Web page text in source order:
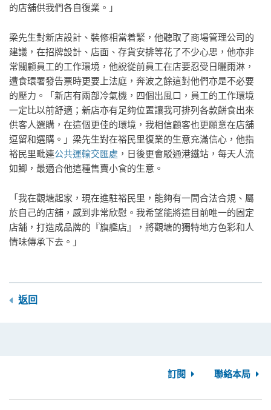
的店舖供我們各自復業。」
梁先生對新店設計、裝修相當着緊，他聽取了商場管理公司的
建議，在招牌設計、店面、存貨安排等花了不少心思，他亦非
常關顧員工的工作環境，他說從前員工在店要忍受日曬雨淋，
遭食環署發告票時更要上法庭，奔波之餘這對他們亦是不必要
的壓力。「新店有兩部冷氣機，四個出風口，員工的工作環境
一定比以前舒適；新店亦有足夠位置讓我可排列各款餅食出來
供客人選購，在這個更佳的環境，我相信顧客也更願意在店舖
逗留和選購。」梁先生對在裕民里復業的生意充滿信心，他指
裕民里毗連公共運輸交匯處 ，日後更會駁通港鐵站，每天人流
如鯽，最適合他這種售賣小食的生意。
「我在觀塘起家，現在進駐裕民里，能夠有一間合法合規、屬
於自己的店舖，感到非常欣慰。我希望能將這目前唯一的固定
店舖，打造成品牌的『旗艦店』，將觀塘的獨特地方色彩和人
情味傳承下去。」
返回
訂閱 聯絡本局